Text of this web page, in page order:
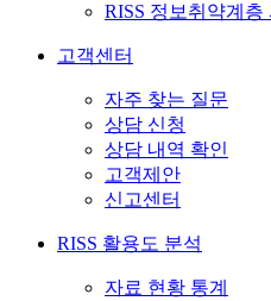
RISS 정보취약계층
고객센터
자주 찾는 질문
상담 신청
상담 내역 확인
고객제안
신고센터
RISS 활용도 분석
자료 현황 통계